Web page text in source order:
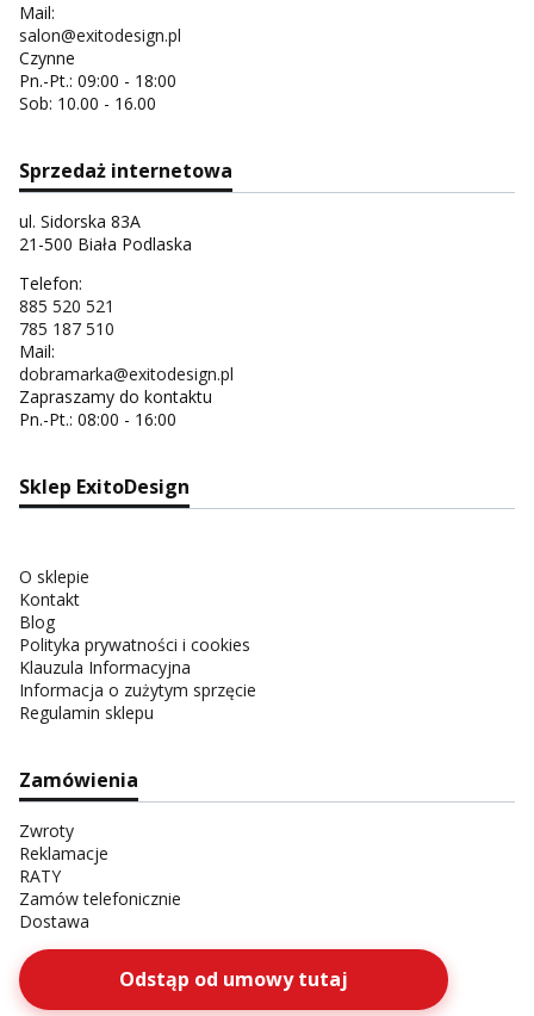
Mail:
salon@exitodesign.pl
Czynne
Pn.-Pt.: 09:00 - 18:00
Sob: 10.00 - 16.00
Sprzedaż internetowa
ul. Sidorska 83A
21-500 Biała Podlaska
Telefon:
885 520 521
785 187 510
Mail:
dobramarka@exitodesign.pl
Zapraszamy do kontaktu
Pn.-Pt.: 08:00 - 16:00
Sklep ExitoDesign
O sklepie
Kontakt
Blog
Polityka prywatności i cookies
Klauzula Informacyjna
Informacja o zużytym sprzęcie
Regulamin sklepu
Zamówienia
Zwroty
Reklamacje
RATY
Zamów telefonicznie
Dostawa
Odstąp od umowy tutaj